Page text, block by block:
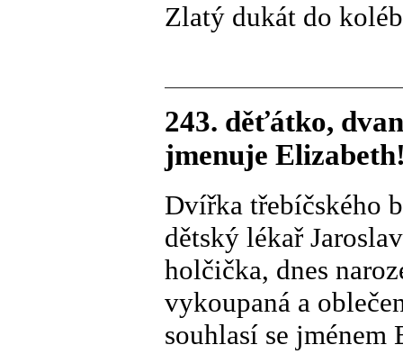
Zlatý dukát do
243. děťátko,
jmenuje
Dvířka třebíčského
dětský lékař
holčička, dnes
vykoupaná a
souhlasí se